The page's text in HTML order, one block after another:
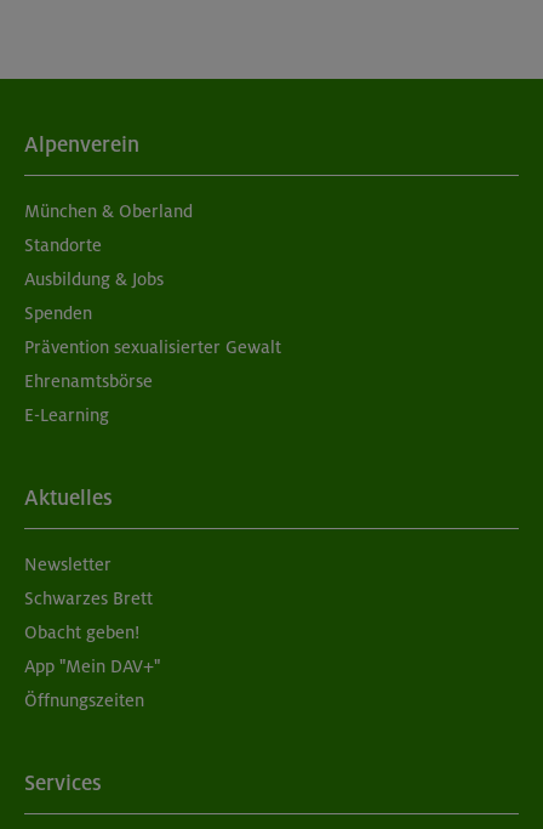
Alpenverein
München & Oberland
Standorte
Ausbildung & Jobs
Spenden
Prävention sexualisierter Gewalt
Ehrenamtsbörse
E-Learning
Aktuelles
Newsletter
Schwarzes Brett
Obacht geben!
App "Mein DAV+"
Öffnungszeiten
Services